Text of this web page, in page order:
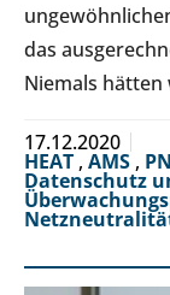
das
Niemals
17.12.2020
HEAT , AMS ,
Datenschutz